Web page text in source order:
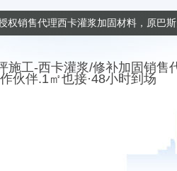
权销售代理西卡灌浆加固材料，原巴
伙伴.1㎡也接·48小时到场